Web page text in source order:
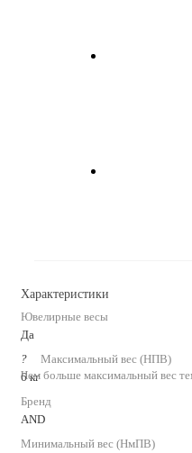
Характеристики
Ювелирные весы
Да
?
Чем больше максимальный вес
Максимальный вес (НПВ)
6 кг
Бренд
AND
Минимальный вес (НмПВ)